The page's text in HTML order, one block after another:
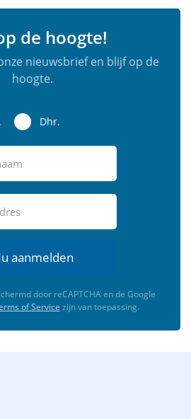
de hoogte!
nieuwsbrief en blijf op de
hoogte.
Dhr.
aanmelden
door reCAPTCHA en de Google
of Service zijn van toepassing.